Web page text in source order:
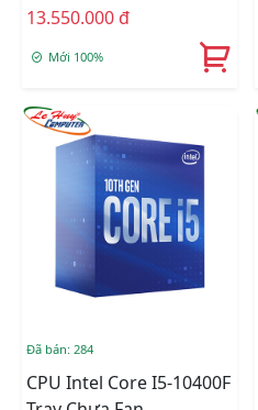
LGA 1200) Chính Hãng
13.550.000 đ
Mới 100%
Đã bán: 284
CPU Intel Core I5-10400F